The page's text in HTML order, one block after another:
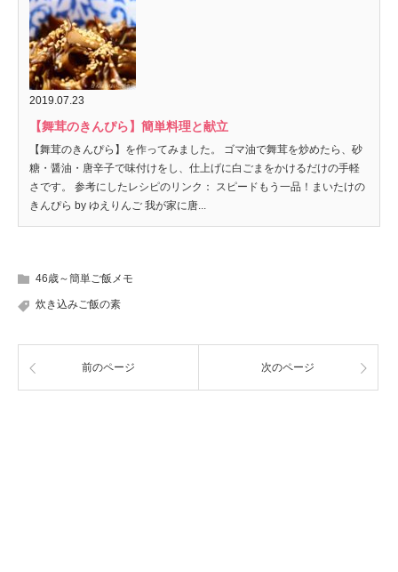
2019.07.23
【舞茸のきんぴら】簡単料理と献立
【舞茸のきんぴら】を作ってみました。 ゴマ油で舞茸を炒めたら、砂
糖・醤油・唐辛子で味付けをし、仕上げに白ごまをかけるだけの手軽
さです。 参考にしたレシピのリンク： スピードもう一品！まいたけの
きんぴら by ゆえりんご 我が家に唐...
46歳～簡単ご飯メモ
炊き込みご飯の素
前のページ 次のページ